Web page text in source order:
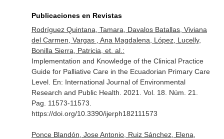
Publicaciones en Revistas
Rodríguez Quintana, Tamara, Davalos Batallas, Viviana
del Carmen, Vargas , Ana Magdalena, López, Lucelly,
Bonilla Sierra, Patricia, et. al.:
Implementation and Knowledge of the Clinical Practice
Guide for Palliative Care in the Ecuadorian Primary Care
Level. En: International Journal of Environmental
Research and Public Health . 2021. Vol. 18. Núm. 21.
Pag. 11573-11573.
https://doi.org/10.3390/ijerph182111573
Ponce Blandón, Jose Antonio, Ruiz Sánchez, Elena,